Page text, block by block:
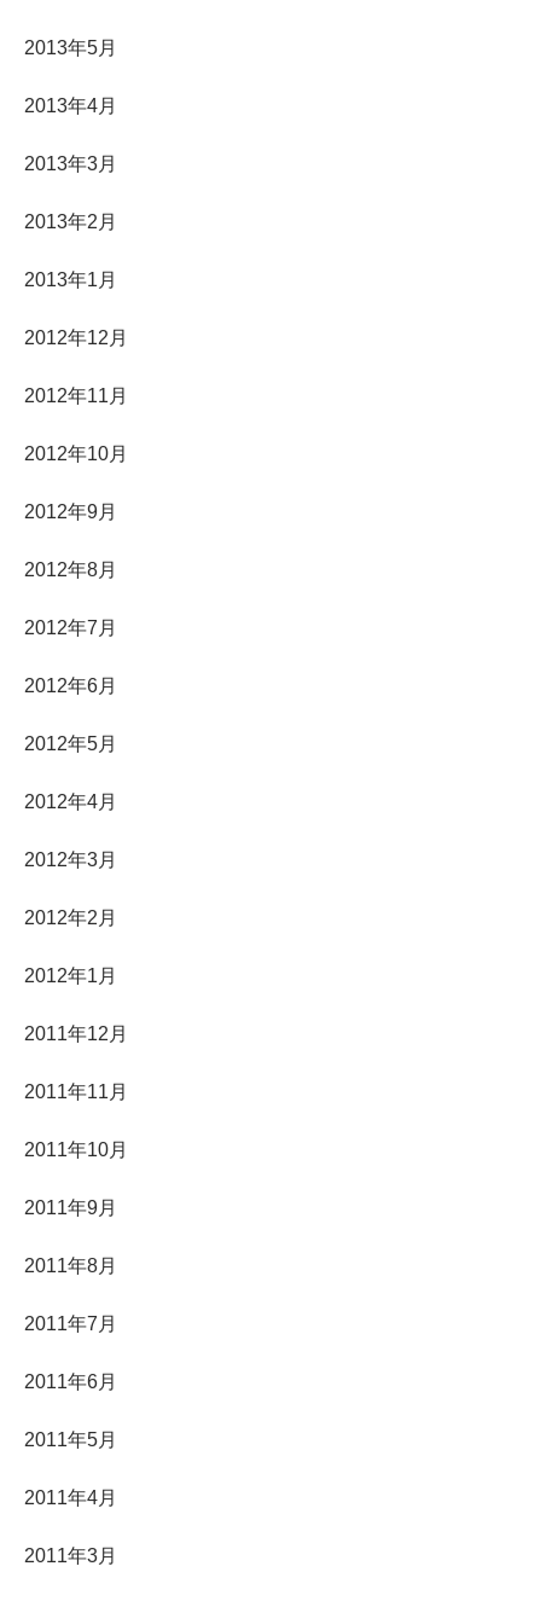
2013年5月
2013年4月
2013年3月
2013年2月
2013年1月
2012年12月
2012年11月
2012年10月
2012年9月
2012年8月
2012年7月
2012年6月
2012年5月
2012年4月
2012年3月
2012年2月
2012年1月
2011年12月
2011年11月
2011年10月
2011年9月
2011年8月
2011年7月
2011年6月
2011年5月
2011年4月
2011年3月